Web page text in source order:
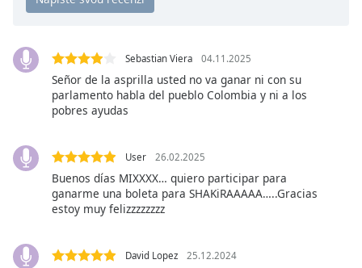
Opacity
Text
Background
Background
Sebastian Viera 04.11.2025
Señor de la asprilla usted no va ganar ni con su
parlamento habla del pueblo Colombia y ni a los
pobres ayudas
User 26.02.2025
Buenos días MIXXXX… quiero participar para
ganarme una boleta para SHAKiRAAAAA…..Gracias
estoy muy felizzzzzzzz
David Lopez 25.12.2024